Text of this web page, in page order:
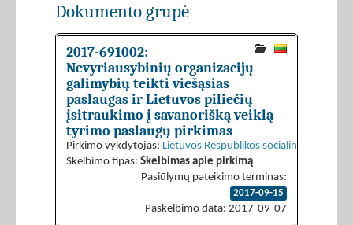
Dokumento grupė
2017-691002:
Nevyriausybinių organizacijų
galimybių teikti viešąsias
paslaugas ir Lietuvos piliečių
įsitraukimo į savanorišką veiklą
tyrimo paslaugų pirkimas
Pirkimo vykdytojas: Lietuvos Respublikos socialinės
Skelbimo tipas: Skelbimas apie pirkimą
Pasiūlymų pateikimo terminas:
2017-09-15
Paskelbimo data: 2017-09-07